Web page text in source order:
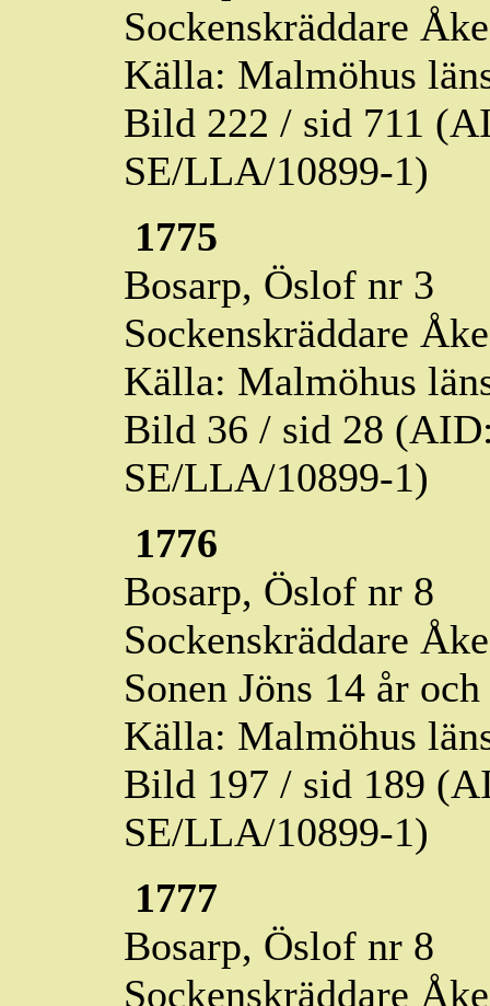
Sockenskräddare
Källa: Malmöhus
Bild 222 / sid 711
SE/LLA/10899-1)
1775
Bosarp, Öslof nr 3
Sockenskräddare
Källa: Malmöhus
Bild 36 / sid 28
SE/LLA/10899-1)
1776
Bosarp, Öslof nr 8
Sockenskräddare
Sonen Jöns 14 år
Källa: Malmöhus
Bild 197 / sid 189
SE/LLA/10899-1)
1777
Bosarp, Öslof nr 8
Sockenskräddare